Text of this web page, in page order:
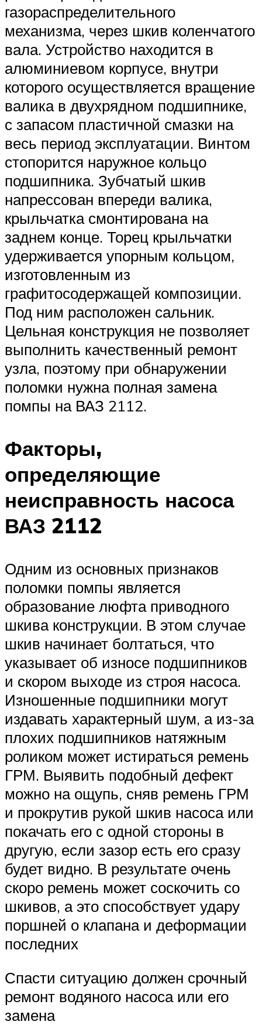
Меню
газораспределительного
механизма, через шкив коленчатого
вала. Устройство находится в
алюминиевом корпусе, внутри
которого осуществляется вращение
валика в двухрядном подшипнике,
с запасом пластичной смазки на
весь период эксплуатации. Винтом
стопорится наружное кольцо
подшипника. Зубчатый шкив
напрессован впереди валика,
крыльчатка смонтирована на
заднем конце. Торец крыльчатки
удерживается упорным кольцом,
изготовленным из
графитосодержащей композиции.
Под ним расположен сальник.
Цельная конструкция не позволяет
выполнить качественный ремонт
узла, поэтому при обнаружении
поломки нужна полная замена
помпы на ВАЗ 2112.
Факторы,
определяющие
неисправность насоса
ВАЗ 2112
Одним из основных признаков
поломки помпы является
образование люфта приводного
шкива конструкции. В этом случае
шкив начинает болтаться, что
указывает об износе подшипников
и скором выходе из строя насоса.
Изношенные подшипники могут
издавать характерный шум, а из-за
плохих подшипников натяжным
роликом может истираться ремень
ГРМ. Выявить подобный дефект
можно на ощупь, сняв ремень ГРМ
и прокрутив рукой шкив насоса или
покачать его с одной стороны в
другую, если зазор есть его сразу
будет видно. В результате очень
скоро ремень может соскочить со
шкивов, а это способствует удару
поршней о клапана и деформации
последних
Спасти ситуацию должен срочный
ремонт водяного насоса или его
замена